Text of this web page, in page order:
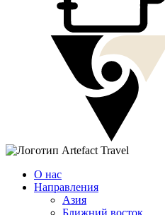
О нас
Направления
Азия
Ближний восток